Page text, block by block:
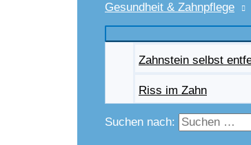
Gesundheit & Zahnpflege
Zahnstein selbst
Riss im Zahn
Suchen nach: